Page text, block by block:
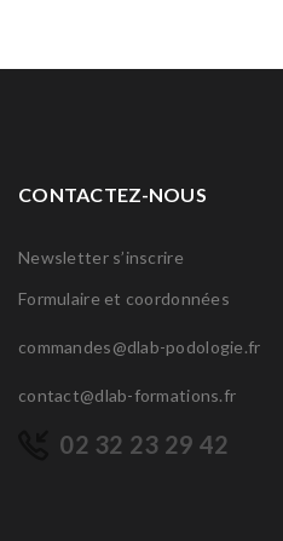
CONTACTEZ-NOUS
Newsletter s’inscrire
Formulaire et coordonnées
commandes@dlab-podologie.fr
contact@dlab-formations.fr
02 32 23 29 42